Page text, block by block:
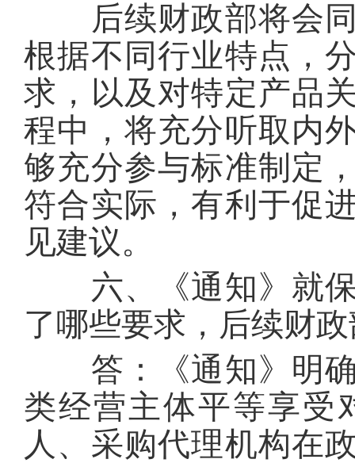
后续财政部将会同
根据不同行业特点，
求，以及对特定产品
程中，将充分听取内
够充分参与标准制定
符合实际，有利于促
见建议。
六、《通知》就保
了哪些要求，后续财
答：《通知》明确
类经营主体平等享受
人、采购代理机构在